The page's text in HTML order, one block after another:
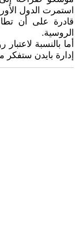
استمرت الدول
قادرة على أن
الروسية.
أما بالنسبة
إدارة بايدن